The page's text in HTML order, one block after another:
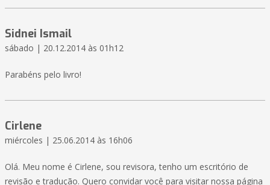
Sidnei Ismail
sábado | 20.12.2014 às 01h12
Parabéns pelo livro!
Cirlene
miércoles | 25.06.2014 às 16h06
Olá. Meu nome é Cirlene, sou revisora, tenho um escritório de
revisão e tradução. Quero convidar você para visitar nossa página